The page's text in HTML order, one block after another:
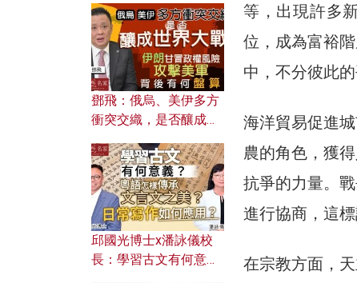
等，出現許多
位，成為富裕
中，不分彼此
海洋貿易促進
農的角色，獲
抗爭的力量。
進行協商，這
在宗教方面，
何避免遭AI演算法操
控？
鄧飛：俄烏、美伊多方
衝突交織，是否釀成世
風險攻擊美軍，背後有
何盤算？
邱國光博士x潘詠儀校
長：學習古文有何意